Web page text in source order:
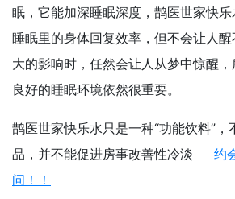
眠，它能加深睡眠深度， 鹊医世家快
睡眠里的身体回复效率， 但不会让人
大的影响时，任然会让人从梦中惊醒
良好的睡眠环境依然很重要。
鹊医世家快乐水只是一种“功能饮料”，
品，并不能促进房事改善性冷淡
约
问！！